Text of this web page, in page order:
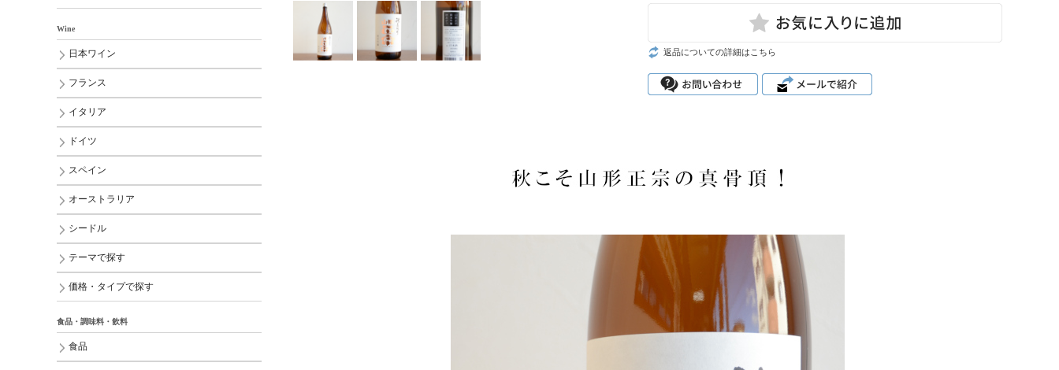
返品についての詳細はこちら
Wine
日本ワイン
フランス
イタリア
ドイツ
スペイン
オーストラリア
シードル
テーマで探す
価格・タイプで探す
食品・調味料・飲料
食品